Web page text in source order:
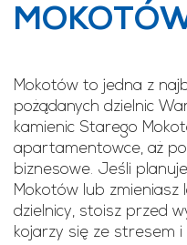
Mokotów to jedna z
pożądanych dzielnic
kamienic Starego
apartamentowce, aż
biznesowe. Jeśli
Mokotów lub zmieniasz
dzielnicy, stoisz przed
kojarzy się ze stresem i